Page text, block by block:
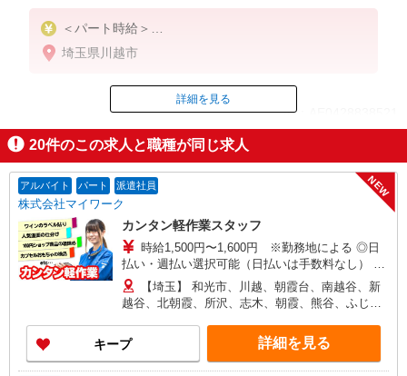
＜パート時給＞
時給1,230円〜1,380円（曜日・時間帯による）
時給1230円〜
★日・祝＋100円
※アルバイトさんの時給や募集内容はお問い合わせ
ください
埼玉県川越市
ID：AE0428838521
掲載期間終了
詳細を見る
20件のこの求人と職種が同じ求人
アルバイト パート 派遣社員
株式会社マイワーク
NEW
カンタン軽作業スタッフ
時給1,500円〜1,600円 ※勤務地による ◎日
払い・週払い選択可能（日払いは手数料なし） ◎
残業手当、リーダー手当、深夜手当あり！
【埼玉】 和光市、川越、朝霞台、南越谷、新
越谷、北朝霞、所沢、志木、朝霞、熊谷、ふじみ
所沢、越谷、獨協大学前、本川越、他 他にも一都
三県各地にあり。ご希望をお聞かせください。 ☆
送迎バス有／バイク・自転車通勤OKなどの勤務地
キープ 詳細を見る